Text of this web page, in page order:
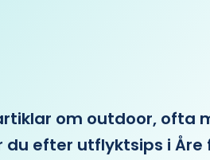
om outdoor, ofta
efter utflyktsips i Åre